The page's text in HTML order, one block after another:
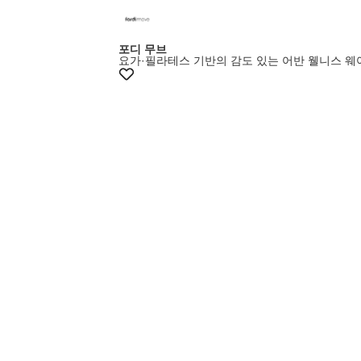
포디 무브
요가·필라테스 기반의 감도 있는 어반 웰니스 웨